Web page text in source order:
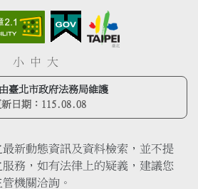
小 中 大
臺北市政府法務局維護
日期： 115.08.08
新動態資訊及資料檢索，並不提
務，如有法律上的疑義，建議您
機關洽詢。